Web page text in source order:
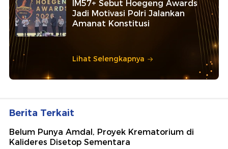
IM57+ Sebut Hoegeng Awards
Jadi Motivasi Polri Jalankan
Amanat Konstitusi
Lihat Selengkapnya
Berita Terkait
Belum Punya Amdal, Proyek Krematorium di
Kalideres Disetop Sementara